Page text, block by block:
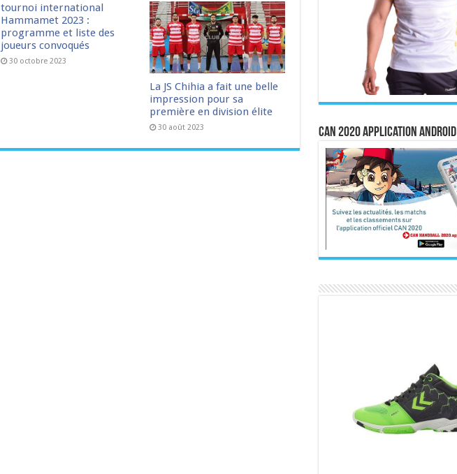
tournoi international
Hammamet 2023 :
programme et liste des
joueurs convoqués
30 octobre 2023
La JS Chihia a fait une belle
impression pour sa
première en division élite
30 août 2023 CAN 2020 Application Android